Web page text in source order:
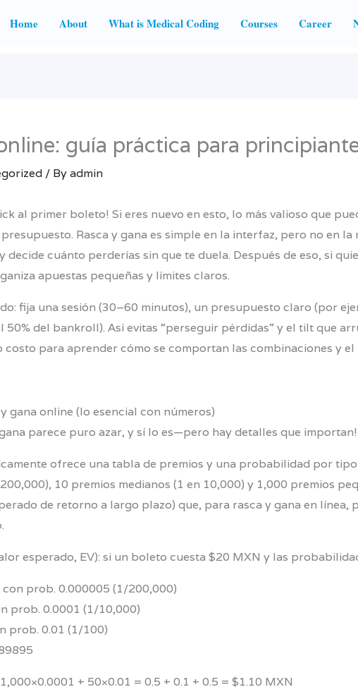
Home About What is Medical Coding Courses Career
guía práctica para
/ Byadmin
al primer boleto! Si eres nuevo en esto, lo más valioso que
Rasca y gana es simple en la interfaz, pero no en
decide cuánto perderías sin que te duela. Después de eso, si
apuestas pequeñas y límites claros.
fija una sesión (30–60 minutos), un presupuesto claro (por
50% del bankroll). Así evitas “perseguir pérdidas” y el tilt que
para aprender cómo se comportan las combinaciones y el
gana online (lo esencial con números)
gana parece puro azar, y sí lo es—pero hay detalles que importan!
ofrece una tabla de premios y una probabilidad por
10 premios medianos (1 en 10,000) y 1,000 premios
de retorno a largo plazo) que, para rasca y gana en línea,
esperado, EV): si un boleto cuesta $20 MXN y las
prob. 0.000005 (1/200,000)
prob. 0.0001 (1/10,000)
prob. 0.01 (1/100)
+ 50×0.01 = 0.5 + 0.1 + 0.5 = $1.10 MXN